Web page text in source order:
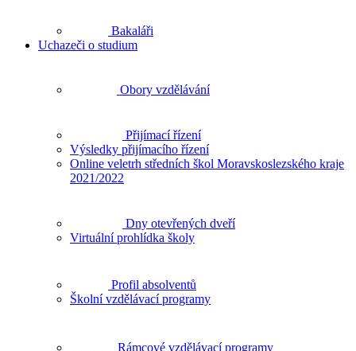
Bakaláři
Uchazeči o studium
Obory vzdělávání
Přijímací řízení
Výsledky přijímacího řízení
Online veletrh středních škol Moravskoslezského kraje
2021/2022
Dny otevřených dveří
Virtuální prohlídka školy
Profil absolventů
Školní vzdělávací programy
Rámcové vzdělávací programy